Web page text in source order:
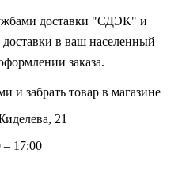
доставки "СДЭК" и
в ваш населенный
заказа.
и забрать товар в магазине
21
– 17:00